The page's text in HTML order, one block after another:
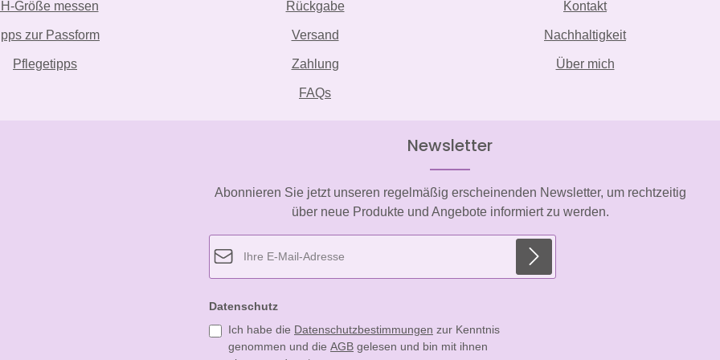
Größe messen
zur Passform
Pflegetipps
Rückgabe
Versand
Zahlung
FAQs
Kontakt
Nachhaltigkeit
Über mich
Newsletter
Abonnieren Sie jetzt unseren regelmäßig erscheinenden Newsletter, um rechtzeitig
über neue Produkte und Angebote informiert zu werden.
Datenschutz
Ich habe die Datenschutzbestimmungen zur Kenntnis
genommen und die AGB gelesen und bin mit ihnen